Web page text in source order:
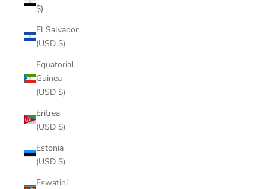
$)
El Salvador
(USD $)
Equatorial
Guinea
(USD $)
Eritrea
(USD $)
Estonia
(USD $)
Eswatini